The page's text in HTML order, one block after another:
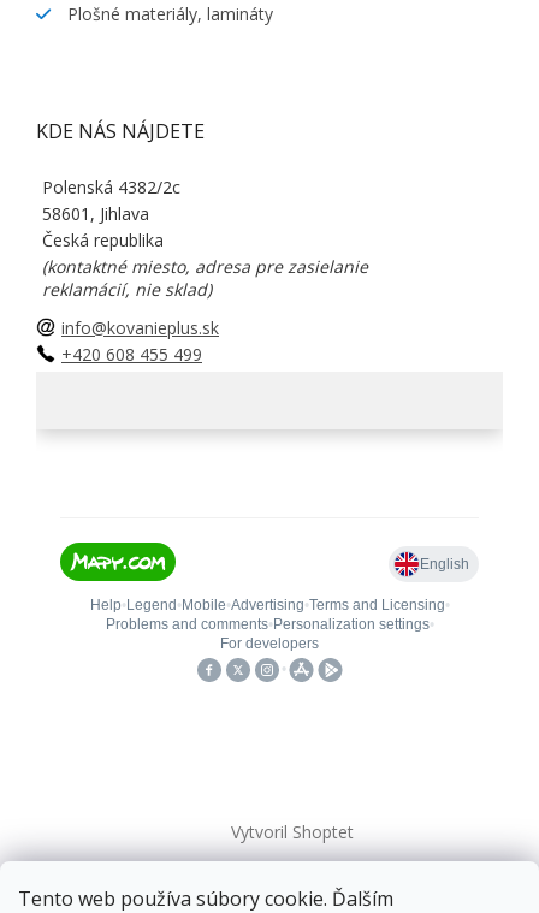
Tento web používa súbory cookie. Ďalším
Plošné materiály, lamináty
KDE NÁS NÁJDETE
Polenská 4382/2c
58601, Jihlava
Česká republika
(kontaktné miesto, adresa pre zasielanie
reklamácií, nie sklad)
info@kovanieplus.sk
+420 608 455 499
Vytvoril Shoptet
Copyright 2026kovanieplus. Všetky práva vyhradené.